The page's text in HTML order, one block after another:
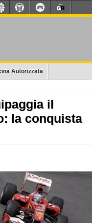
Autorizzata
il
la conquista